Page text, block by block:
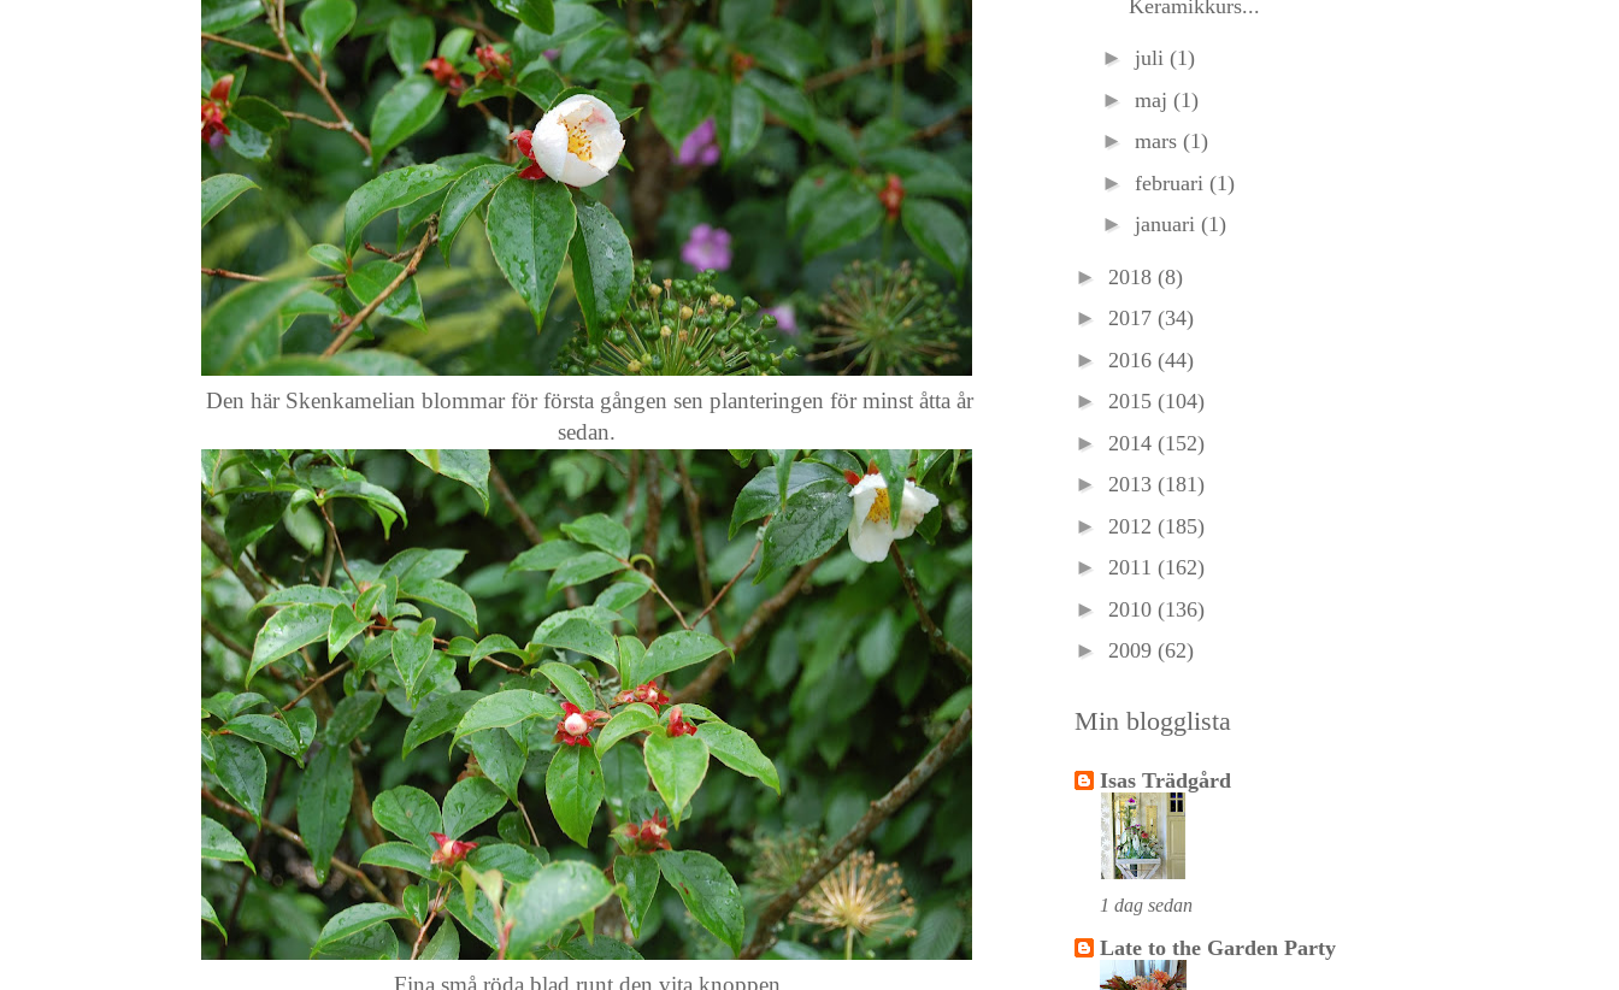
Den här Skenkamelian blommar för första gången sen planteringen för minst åtta år
sedan.
Fina små röda blad runt den vita knoppen.
Keramikkurs...
► juli (1)
► maj (1)
► mars (1)
► februari (1)
► januari (1)
► 2018 (8)
► 2017 (34)
► 2016 (44)
► 2015 (104)
► 2014 (152)
► 2013 (181)
► 2012 (185)
► 2011 (162)
► 2010 (136)
► 2009 (62)
Min blogglista
Isas Trädgård
1 dag sedan
Late to the Garden Party